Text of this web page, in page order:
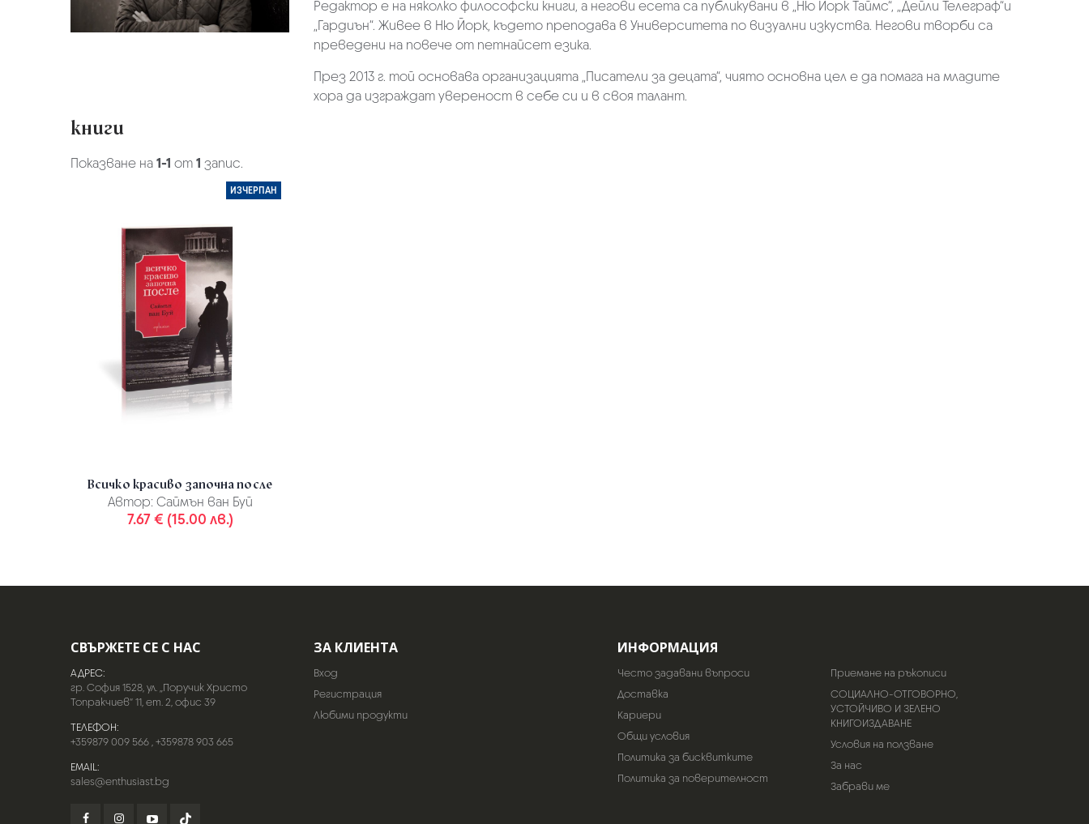
Редактор е на няколко философски книги, а негови есета са публикувани в „Ню Йорк Таймс“, „Дейли Телеграф“и
„Гардиън“. Живее в Ню Йорк, където преподава в Университета по визуални изкуства. Негови творби са
преведени на повече от петнайсет езика.
През 2013 г. той основава организацията „Писатели за децата“, чиято основна цел е да помага на младите
хора да изграждат увереност в себе си и в своя талант.
книги
Показване на1-1 от1 запис.
ИЗЧЕРПАН
Всичко красиво започна после
Автор: Саймън ван Буй
7.67 € (15.00 лв.)
СВЪРЖЕТЕ СЕ С НАС
АДРЕС:
гр. София 1528, ул. „Поручик Христо
Топракчиев“ 11, ет. 2, офис 39
ТЕЛЕФОН:
+359879 009 566,+359878 903 665
EMAIL:
sales@enthusiast.bg
ЗА КЛИЕНТА
Вход
Регистрация
Любими продукти
ИНФОРМАЦИЯ
Често задавани въпроси
Доставка
Кариери
Общи условия
Политика за бисквитките
Политика за поверителност
Приемане на ръкописи
СОЦИАЛНО-ОТГОВОРНО,
УСТОЙЧИВО И ЗЕЛЕНО
КНИГОИЗДАВАНЕ
Условия на ползване
За нас
Забрави ме